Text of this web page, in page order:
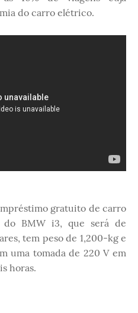
do carro elétrico.
gratuito de carro
BMW i3, que será de
tem peso de 1,200-kg e
uma tomada de 220 V em
horas.